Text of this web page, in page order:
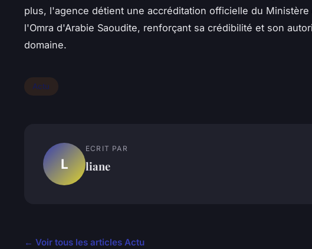
plus, l'agence détient une accréditation officielle du Ministère
l'Omra d'Arabie Saoudite, renforçant sa crédibilité et son
domaine.
Actu
L
ECRIT PAR
liane
← Voir tous les articles Actu